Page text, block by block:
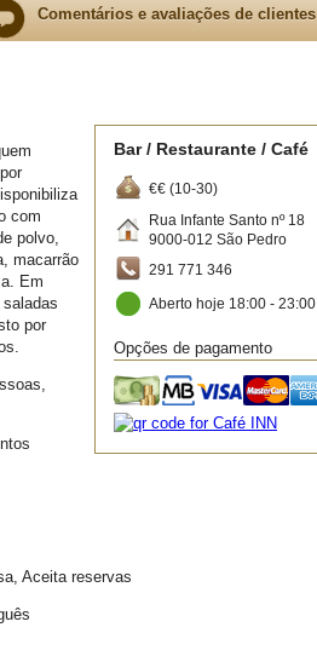
Comentários e avaliações de clientes
com
polvo,
macarrão
Em
por
Bar / Restaurante / Café
€€ (10-30)
Rua Infante Santo nº 18
9000-012 São Pedro
291 771 346
Aberto hoje 18:00 - 23:00
Opções de pagamento
Aceita reservas